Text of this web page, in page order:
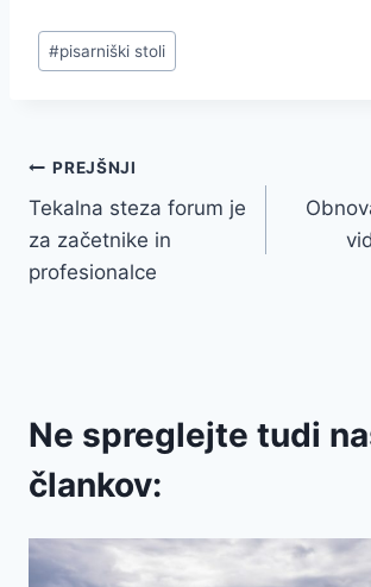
Post
Tags:
#pisarniški stoli
Navigacija
prispevka
PREJŠNJI
Tekalna steza forum je
za začetnike in
profesionalce
Ne spreglejte tudi
člankov: